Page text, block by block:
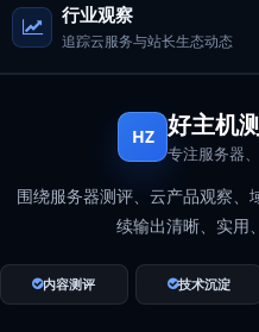
行业观察
追踪云服务与站长生态动态
HZ 好主机
专注服务器
围绕服务器测评、云产品观察
续输出清晰、实用
内容测评 技术沉淀